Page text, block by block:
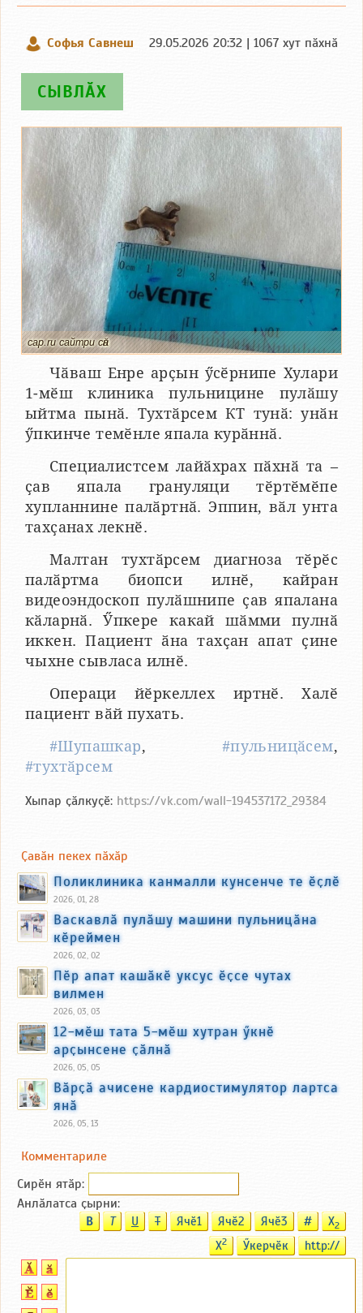
Софья Савнеш 29.05.2026 20:32 | 1067 хут пӑхнӑ
СЫВЛӐХ
cap.ru сайтри сӑн
Чӑваш Енре арҫын ӳсӗрнипе Хулари
1-мӗш клиника пульницине пулӑшу
ыйтма пынӑ. Тухтӑрсем КТ тунӑ: унӑн
ӳпкинче темӗнле япала курӑннӑ.
Специалистсем лайӑхрах пӑхнӑ та –
ҫав япала грануляци тӗртӗмӗпе
хупланнине палӑртнӑ. Эппин, вӑл унта
тахҫанах лекнӗ.
Малтан тухтӑрсем диагноза тӗрӗс
палӑртма биопси илнӗ, кайран
видеоэндоскоп пулӑшнипе ҫав япалана
кӑларнӑ. Ӳпкере какай шӑмми пулнӑ
иккен. Пациент ӑна тахҫан апат ҫине
чыхне сывласа илнӗ.
Операци йӗркеллех иртнӗ. Халӗ
пациент вӑй пухать.
#Шупашкар, #пульницӑсем,
#тухтӑрсем
Хыпар ҫӑлкуҫӗ: https://vk.com/wall-194537172_29384
Ҫавӑн пекех пӑхӑр
Поликлиника канмалли кунсенче те ӗҫлӗ
2026, 01, 28
Васкавлӑ пулӑшу машини пульницӑна
кӗреймен
2026, 02, 02
Пӗр апат кашӑкӗ уксус ӗҫсе чутах
вилмен
2026, 03, 03
12-мӗш тата 5-мӗш хутран ӳкнӗ
арҫынсене ҫӑлнӑ
2026, 05, 05
Вӑрҫӑ ачисене кардиостимулятор лартса
янӑ
2026, 05, 13
Комментариле
Сирӗн ятӑp:
Анлӑлатса ҫырни:
B T U T Ячӗ1 Ячӗ2 Ячӗ3 # X2
X2 Ӳкерчӗк http://